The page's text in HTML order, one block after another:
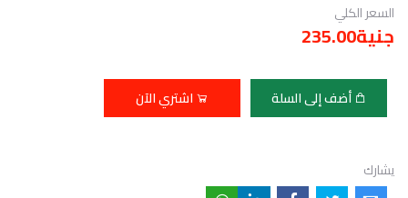
السعر الكلي
جنية235.00
أضف إلى السلة اشتري الآن
يشارك